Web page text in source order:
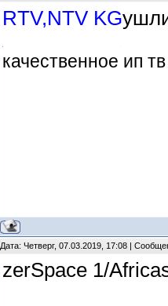
RTV,NTV KG
качественное ип
Дата: Четверг, 07.03.2019, 17:08 |
zerSpace 1/